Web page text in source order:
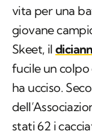
vita per una
giovane
Skeet, il
fucile un
ha ucciso.
stati 62 i